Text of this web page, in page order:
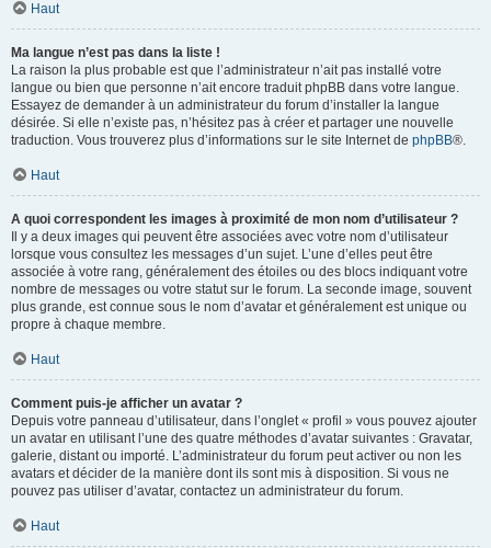
Haut
Ma langue n’est pas dans la liste !
La raison la plus probable est que l’administrateur n’ait pas installé votre
langue ou bien que personne n’ait encore traduit phpBB dans votre langue.
Essayez de demander à un administrateur du forum d’installer la langue
désirée. Si elle n’existe pas, n’hésitez pas à créer et partager une nouvelle
traduction. Vous trouverez plus d’informations sur le site Internet de phpBB®.
Haut
A quoi correspondent les images à proximité de mon nom d’utilisateur ?
Il y a deux images qui peuvent être associées avec votre nom d’utilisateur
lorsque vous consultez les messages d’un sujet. L’une d’elles peut être
associée à votre rang, généralement des étoiles ou des blocs indiquant votre
nombre de messages ou votre statut sur le forum. La seconde image, souvent
plus grande, est connue sous le nom d’avatar et généralement est unique ou
propre à chaque membre.
Haut
Comment puis-je afficher un avatar ?
Depuis votre panneau d’utilisateur, dans l’onglet « profil » vous pouvez ajouter
un avatar en utilisant l’une des quatre méthodes d’avatar suivantes : Gravatar,
galerie, distant ou importé. L’administrateur du forum peut activer ou non les
avatars et décider de la manière dont ils sont mis à disposition. Si vous ne
pouvez pas utiliser d’avatar, contactez un administrateur du forum.
Haut